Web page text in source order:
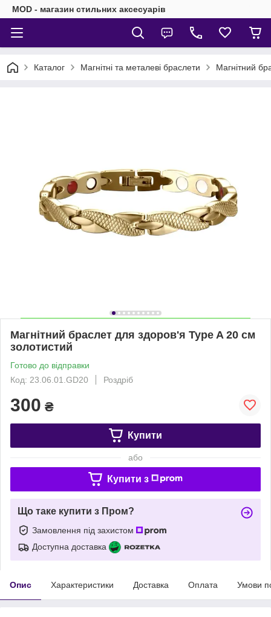
MOD - магазин стильних аксесуарів
Каталог Магнітні та металеві браслети Магнітний
Магнітний браслет для здоров'я Type A 20 см
золотистий
Готово до відправки
Код: 23.06.01.GD20
Роздріб
300 ₴
Купити
або
Купити з
Що таке купити з Пром?
Замовлення під захистом
Доступна доставка
Опис Характеристики Доставка Оплата Умови